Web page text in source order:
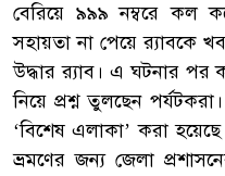
বেরিয়ে ৯৯৯ নম্বরে কল
সহায়তা না পেয়ে র‌্যাবকে
উদ্ধার র‌্যাব। এ ঘটনার পর
নিয়ে প্রশ্ন তুলছেন
‘বিশেষ এলাকা’ করা
ভ্রমণের জন্য জেলা